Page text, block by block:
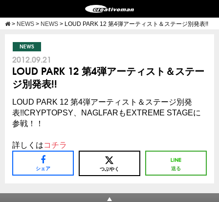
> NEWS > NEWS > LOUD PARK 12 第4弾アーティスト＆ステージ別発表!!
NEWS
2012.09.21
LOUD PARK 12 第4弾アーティスト＆ステー
ジ別発表!!
LOUD PARK 12 第4弾アーティスト＆ステージ別発
表!!CRYPTOPSY、NAGLFARもEXTREME STAGEに
参戦！！
詳しくはコチラ
シェア つぶやく 送る